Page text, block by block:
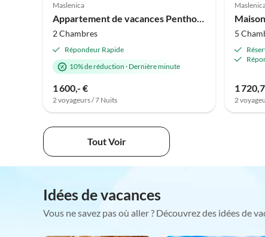
Maslenica
Appartement de vacances Penthouse
2 Chambres
Répondeur Rapide
10% de réduction · Dernière minute
1 600,- €
2 voyageurs / 7 Nuits
5
1
2
Tout Voir
Idées de vacances
Vous ne savez pas où aller ? Découvrez des idées de